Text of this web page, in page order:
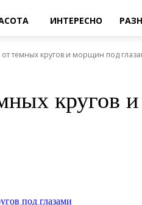
ИНТЕРЕСНО
от темных кругов и морщин под
кругов
под глазами